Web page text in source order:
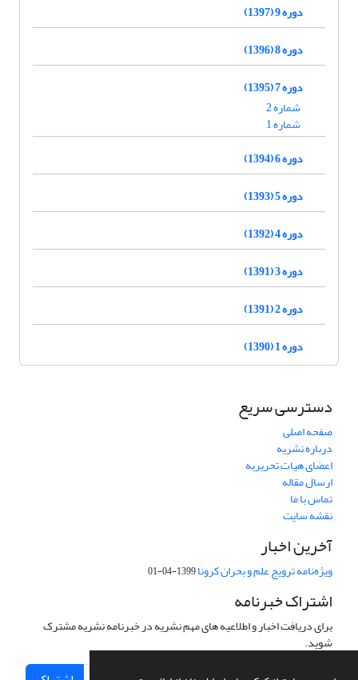
دوره 9 (1397)
دوره 8 (1396)
دوره 7 (1395)
شماره 2
شماره 1
دوره 6 (1394)
دوره 5 (1393)
دوره 4 (1392)
دوره 3 (1391)
دوره 2 (1391)
دوره 1 (1390)
دسترسی سریع
صفحه اصلی
درباره نشریه
اعضای هیات تحریریه
ارسال مقاله
تماس با ما
نقشه سایت
آخرین اخبار
ویژه‌نامه ترویج علم و بحران کرونا1399-04-01
اشتراک خبرنامه
برای دریافت اخبار و اطلاعیه های مهم نشریه در خبرنامه نشریه مشترک
شوید.